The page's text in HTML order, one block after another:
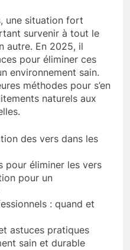
une situation fort
survenir à tout le
autre. En 2025, il
pour éliminer ces
environnement sain.
méthodes pour s’en
naturels aux
des vers dans les
pour éliminer les vers
pour un
: quand et
astuces pratiques
sain et durable